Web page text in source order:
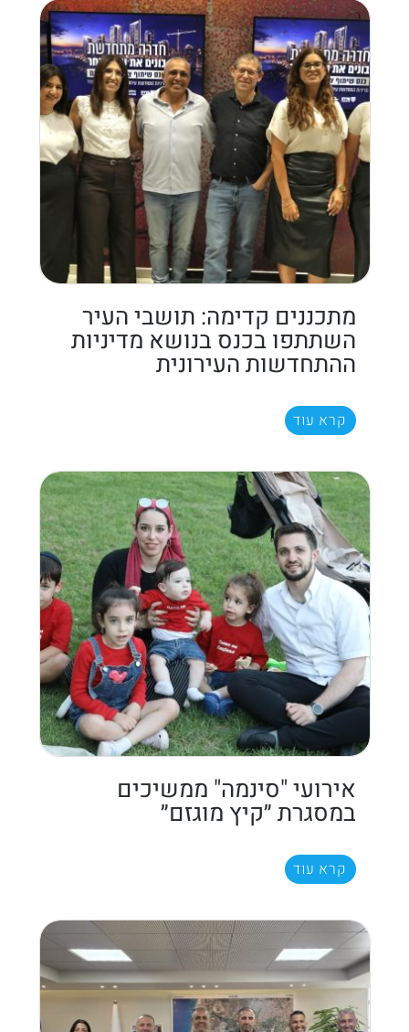
מתכננים קדימה: תושבי העיר
השתתפו בכנס בנושא מדיניות
ההתחדשות העירונית
קרא עוד
אירועי "סינמה" ממשיכים
במסגרת ״קיץ מוגזם״
קרא עוד